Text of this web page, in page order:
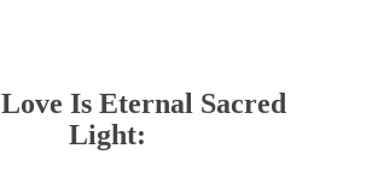
Is Eternal Sacred
Light: